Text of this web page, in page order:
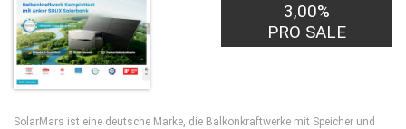
3,00%
PRO SALE
SolarMars ist eine deutsche Marke, die Balkonkraftwerke mit Speicher und